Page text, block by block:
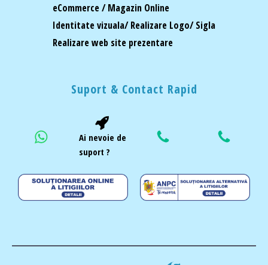
eCommerce / Magazin Online
Identitate vizuala/ Realizare Logo/ Sigla
Realizare web site prezentare
Suport & Contact Rapid
Ai nevoie de
suport ?